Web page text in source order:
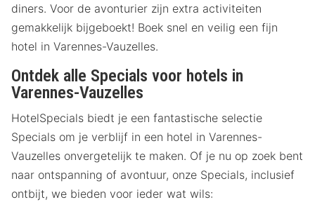
diners. Voor de avonturier zijn extra activiteiten
gemakkelijk bijgeboekt! Boek snel en veilig een fijn
hotel in Varennes-Vauzelles.
Ontdek alle Specials voor hotels in
Varennes-Vauzelles
HotelSpecials biedt je een fantastische selectie
Specials om je verblijf in een hotel in Varennes-
Vauzelles onvergetelijk te maken. Of je nu op zoek bent
naar ontspanning of avontuur, onze Specials, inclusief
ontbijt, we bieden voor ieder wat wils: